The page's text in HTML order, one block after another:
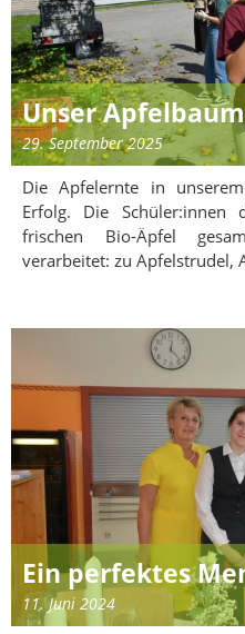
Unser
29. September 2025
Die Apfelernte in
Erfolg. Die Schüler:innen
frischen Bio-Äpfel
verarbeitet: zu Apfelstrudel,
Ein perfektes
11. Juni 2024